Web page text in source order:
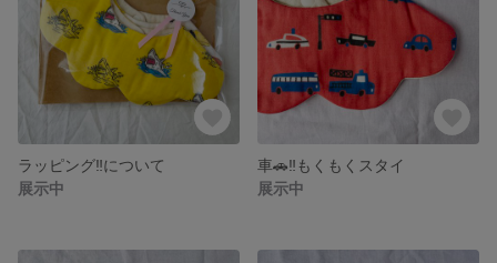
ラッピング‼️について
展示中
車🚗‼️もくもくスタイ
展示中